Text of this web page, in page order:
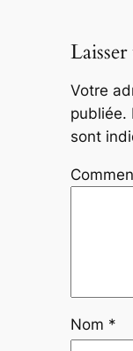
Votre
publiée.
sont
Nom *